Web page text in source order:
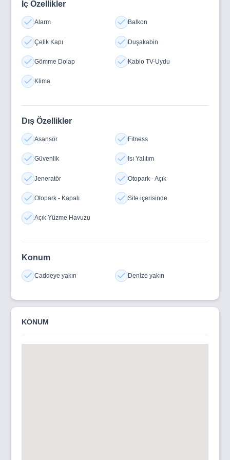
İç Özellikler
Alarm Balkon
Çelik Kapı Duşakabin
Gömme Dolap Kablo TV-Uydu
Klima
Dış Özellikler
Asansör Fitness
Güvenlik Isı Yalıtım
Jeneratör Otopark - Açık
Otopark - Kapalı Site içerisinde
Açık Yüzme Havuzu
Konum
Caddeye yakın Denize yakın
KONUM